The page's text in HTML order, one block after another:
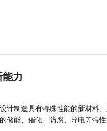
力
计制造具有特殊性能的新材料
储能、催化、防腐、导电等特